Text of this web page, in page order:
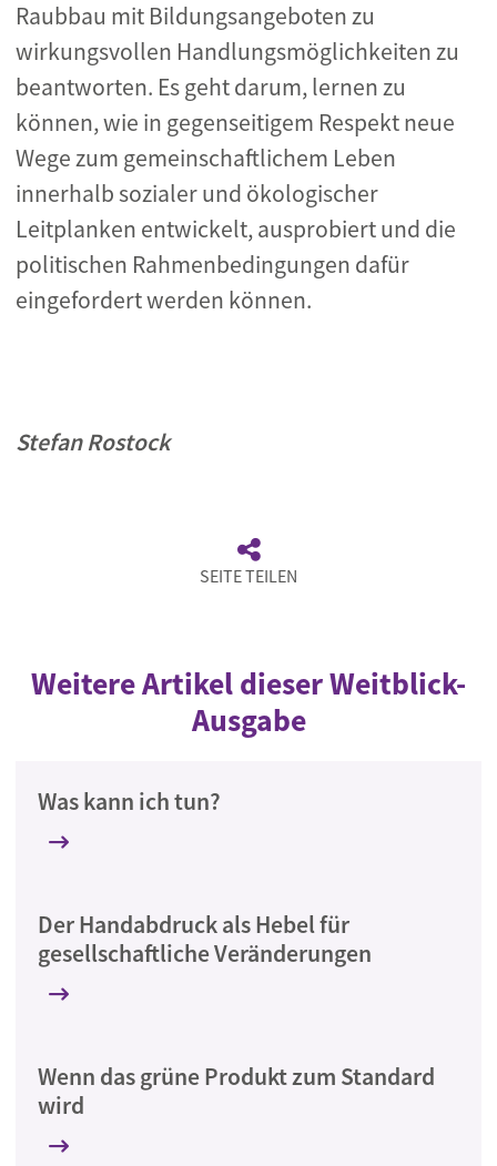
Raubbau mit Bildungsangeboten zu
wirkungsvollen Handlungsmöglichkeiten zu
beantworten. Es geht darum, lernen zu
können, wie in gegenseitigem Respekt neue
Wege zum gemeinschaftlichem Leben
innerhalb sozialer und ökologischer
Leitplanken entwickelt, ausprobiert und die
politischen Rahmenbedingungen dafür
eingefordert werden können.
Stefan Rostock
SEITE TEILEN
Weitere Artikel dieser Weitblick-
Ausgabe
Was kann ich tun?
Der Handabdruck als Hebel für
gesellschaftliche Veränderungen
Wenn das grüne Produkt zum Standard
wird